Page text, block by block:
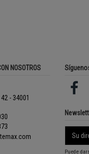
NOSOTROS
- 34001
Puede